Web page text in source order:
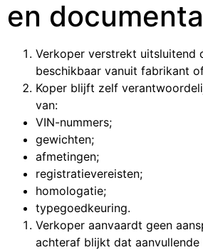
en
Verkoper verstrekt uitsluitend
beschikbaar vanuit fabrikant
Koper blijft zelf
van:
VIN-nummers;
gewichten;
afmetingen;
registratievereisten;
homologatie;
typegoedkeuring.
Verkoper aanvaardt geen
achteraf blijkt dat aanvullende